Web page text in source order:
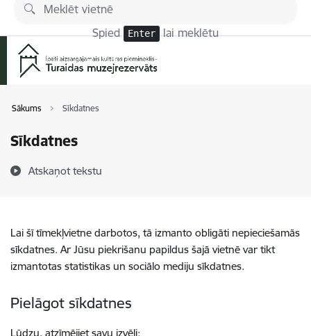
Pāriet uz lapas saturu
Spied Enter lai meklētu
Sākums Sīkdatnes
Sīkdatnes
Atskaņot tekstu
Lai šī tīmekļvietne darbotos, tā izmanto obligāti nepieciešamās
sīkdatnes. Ar Jūsu piekrišanu papildus šajā vietnē var tikt
izmantotas statistikas un sociālo mediju sīkdatnes.
Pielāgot sīkdatnes
Lūdzu, atzīmējiet savu izvēli: